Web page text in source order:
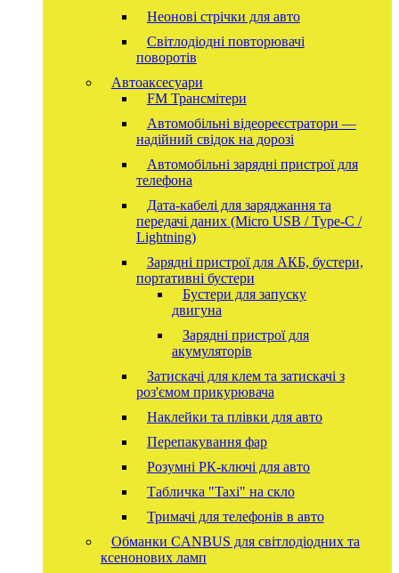
Неонові стрічки для авто
Світлодіодні повторювачі
поворотів
Автоаксесуари
FM Трансмітери
Автомобільні відеореєстратори —
надійний свідок на дорозі
Автомобільні зарядні пристрої для
телефона
Дата-кабелі для заряджання та
передачі даних (Micro USB / Type-C /
Lightning)
Зарядні пристрої для АКБ, бустери,
портативні бустери
Бустери для запуску
двигуна
Зарядні пристрої для
акумуляторів
Затискачі для клем та затискачі з
роз'ємом прикурювача
Наклейки та плівки для авто
Перепакування фар
Розумні РК-ключі для авто
Табличка "Taxi" на скло
Тримачі для телефонів в авто
Обманки CANBUS для світлодіодних та
ксенонових ламп